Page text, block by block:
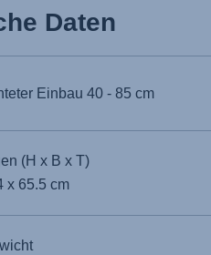
Daten
Einbau 40 - 85 cm
(H x B x T)
x 65.5 cm